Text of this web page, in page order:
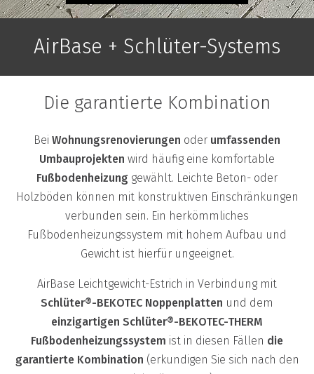
AirBase + Schlüter-Systems
Die garantierte Kombination
Bei Wohnungsrenovierungen oder umfassenden
Umbauprojekten wird häufig eine komfortable
Fußbodenheizung gewählt. Leichte Beton- oder
Holzböden können mit konstruktiven Einschränkungen
verbunden sein. Ein herkömmliches
Fußbodenheizungssystem mit hohem Aufbau und
Gewicht ist hierfür ungeeignet.
AirBase Leichtgewicht-Estrich in Verbindung mit
Schlüter®-BEKOTEC Noppenplatten und dem
einzigartigen Schlüter®-BEKOTEC-THERM
Fußbodenheizungssystem ist in diesen Fällen die
garantierte Kombination (erkundigen Sie sich nach den